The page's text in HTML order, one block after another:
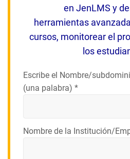
en JenLMS y
herramientas
cursos, monitorear el
los
Escribe el Nombre/
(una palabra) *
Nombre de la Institución/